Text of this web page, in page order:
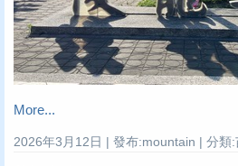
More...
2026年3月12日 | 發布:mountain | 分類: